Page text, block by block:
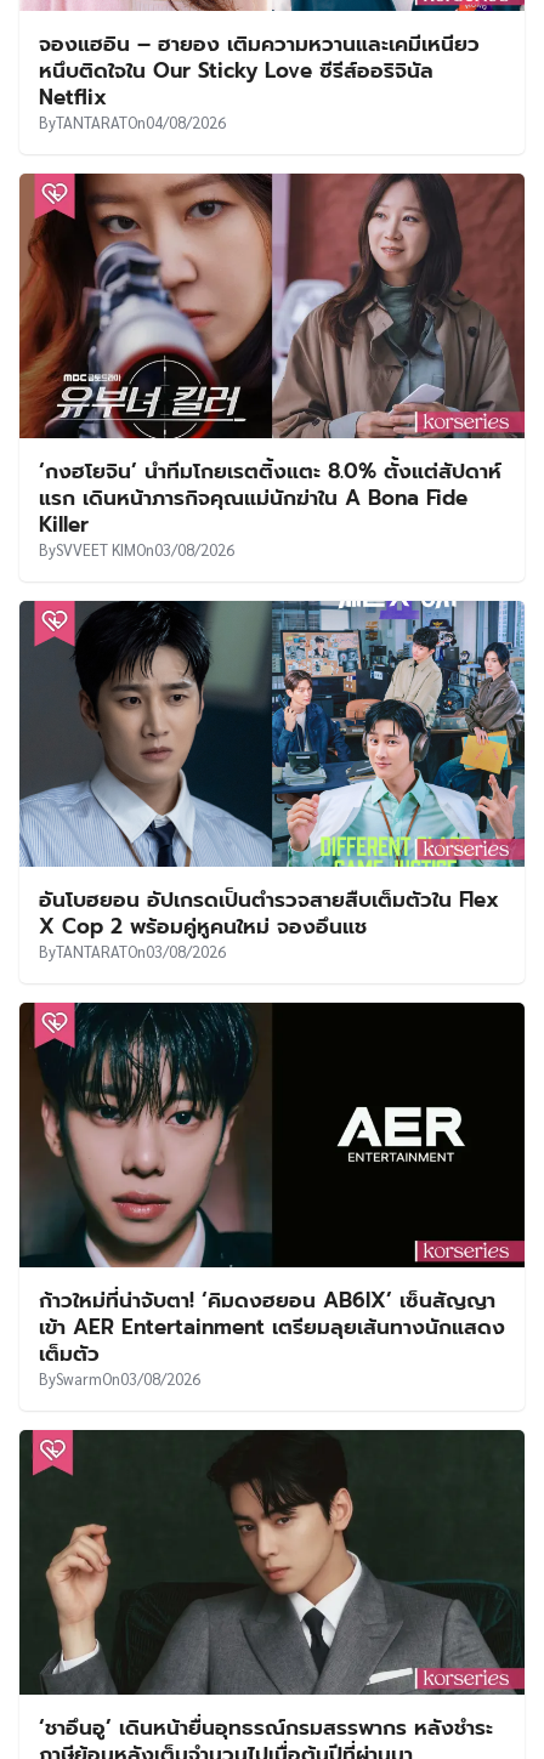
จองแฮอิน – ฮายอง เติมความหวานและเคมีเหนียว
หนึบติดใจใน Our Sticky Love ซีรีส์ออริจินัล
Netflix
ByTANTARATOn04/08/2026
‘กงฮโยจิน’ นำทีมโกยเรตติ้งแตะ 8.0% ตั้งแต่สัปดาห์
แรก เดินหน้าภารกิจคุณแม่นักฆ่าใน A Bona Fide
Killer
BySVVEET KIMOn03/08/2026
อันโบฮยอน อัปเกรดเป็นตำรวจสายสืบเต็มตัวใน Flex
X Cop 2 พร้อมคู่หูคนใหม่ จองอึนแช
ByTANTARATOn03/08/2026
ก้าวใหม่ที่น่าจับตา! ‘คิมดงฮยอน AB6IX’ เซ็นสัญญา
เข้า AER Entertainment เตรียมลุยเส้นทางนักแสดง
เต็มตัว
BySwarmOn03/08/2026
‘ชาอึนอู’ เดินหน้ายื่นอุทธรณ์กรมสรรพากร หลังชำระ